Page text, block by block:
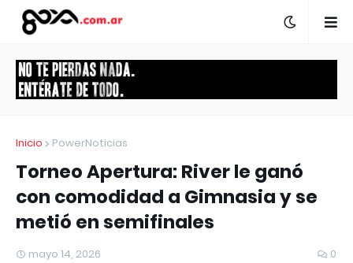
Inicio PowerNoticias
Torneo Apertura: River le ganó
con comodidad a Gimnasia y se
metió en semifinales
mayo 14, 2026 0